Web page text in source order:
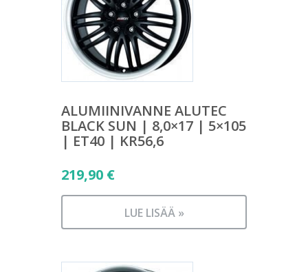
ALUMIINIVANNE ALUTEC
BLACK SUN | 8,0×17 | 5×105
| ET40 | KR56,6
219,90 €
LUE LISÄÄ »